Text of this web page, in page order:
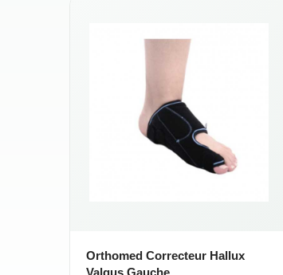
Orthomed Correcteur Hallux
Valgus Gauche